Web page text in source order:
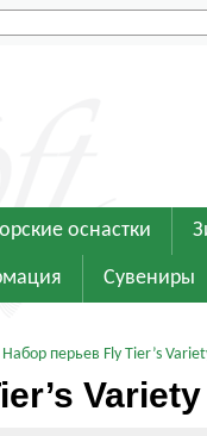
оснастки
Сувениры
перьев Fly Tier’s